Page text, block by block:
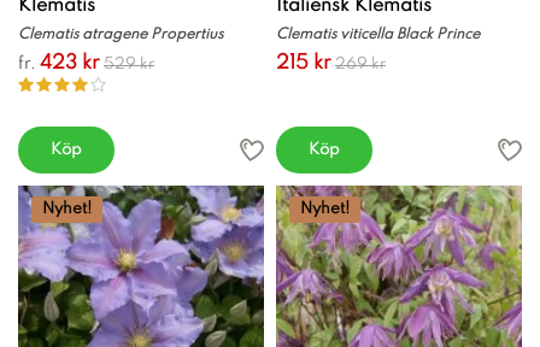
Klematis
Clematis atragene Propertius
fr. 423 kr 529 kr
Köp
Italiensk Klematis
Clematis viticella Black Prince
215 kr 269 kr
Köp
Nyhet! Nyhet!